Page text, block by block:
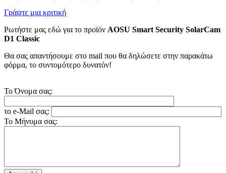
Γράψτε μια κριτική
Ρωτήστε μας εδώ για το προϊόν AOSU Smart Security SolarCam
D1 Classic
Θα σας απαντήσουμε στο mail που θα δηλώσετε στην παρακάτω
φόρμα, το συντομότερο δυνατόν!
Το Όνομα σας:
το e-Mail σας:
Το Μήνυμα σας: